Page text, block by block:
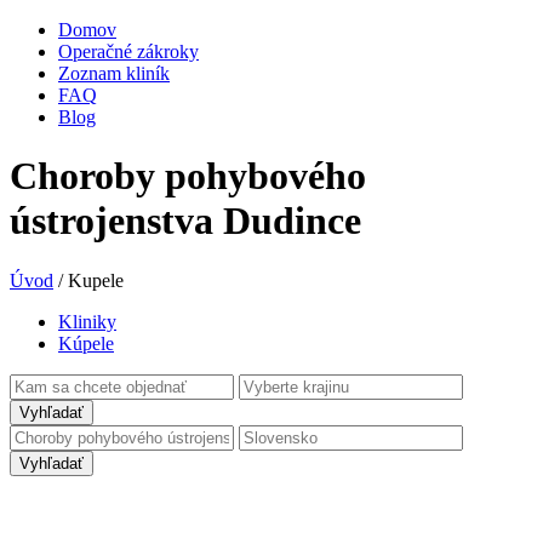
Domov
Operačné zákroky
Zoznam kliník
FAQ
Blog
Choroby pohybového
ústrojenstva Dudince
Úvod /Kupele
Kliniky
Kúpele
Vyhľadať
Vyhľadať